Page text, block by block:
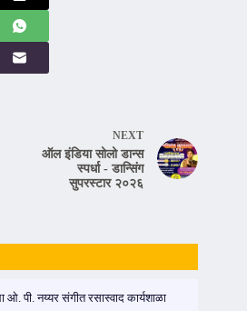
NEXT
ऑल इंडिया सोलो डान्स
स्पर्धा - डान्सिंग
सुपरस्टार २०२६
पी. नय्यर संगीत रसास्वाद कार्यशाळा